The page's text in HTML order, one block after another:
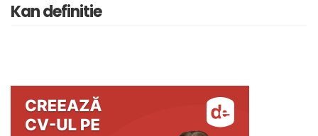
Kan definitie